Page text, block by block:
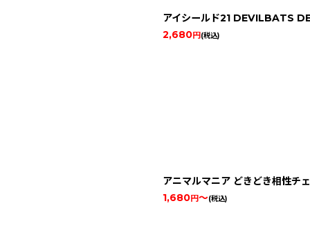
アイシールド21 DEVILBATS
2,680円 (税込)
アニマルマニア どきどき相性チ
1,680円～(税込)